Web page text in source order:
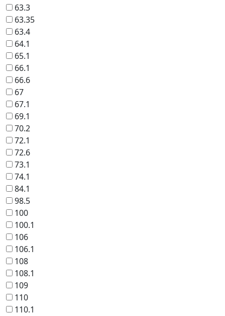
63.3
63.35
63.4
64.1
65.1
66.1
66.6
67
67.1
69.1
70.2
72.1
72.6
73.1
74.1
84.1
98.5
100
100.1
106
106.1
108
108.1
109
110
110.1